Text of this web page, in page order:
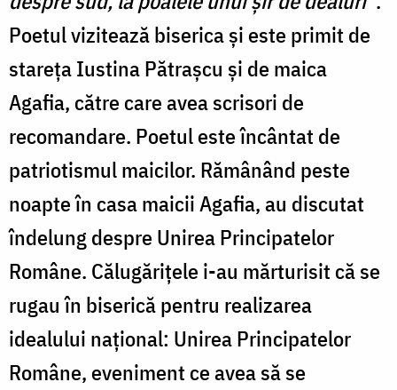
Poetul vizitează biserica și este primit de
stareța Iustina Pătrașcu și de maica
Agafia, către care avea scrisori de
recomandare. Poetul este încântat de
patriotismul maicilor. Rămânând peste
noapte în casa maicii Agafia, au discutat
îndelung despre Unirea Principatelor
Române. Călugărițele i-au mărturisit că se
rugau în biserică pentru realizarea
idealului național: Unirea Principatelor
Române, eveniment ce avea să se